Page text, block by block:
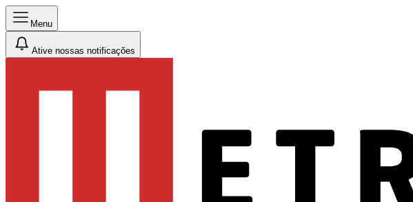
Menu
Ative nossas notificações